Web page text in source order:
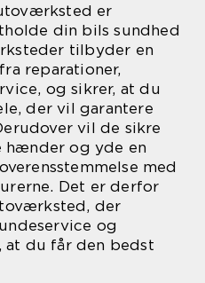
er
din bils sundhed
tilbyder en
reparationer,
og sikrer, at du
der vil garantere
vil de sikre
og yde en
med
Det er derfor
der
og
at du får den bedst